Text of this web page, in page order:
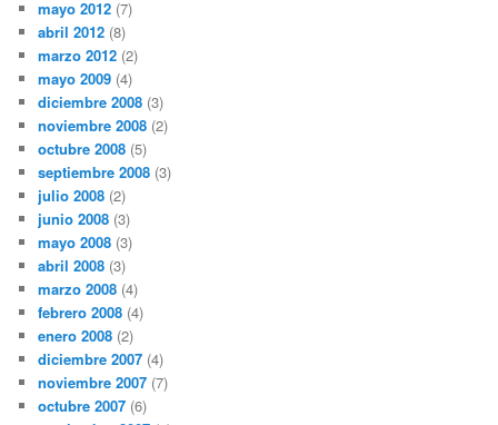
mayo 2012 (7)
abril 2012 (8)
marzo 2012 (2)
mayo 2009 (4)
diciembre 2008 (3)
noviembre 2008 (2)
octubre 2008 (5)
septiembre 2008 (3)
julio 2008 (2)
junio 2008 (3)
mayo 2008 (3)
abril 2008 (3)
marzo 2008 (4)
febrero 2008 (4)
enero 2008 (2)
diciembre 2007 (4)
noviembre 2007 (7)
octubre 2007 (6)